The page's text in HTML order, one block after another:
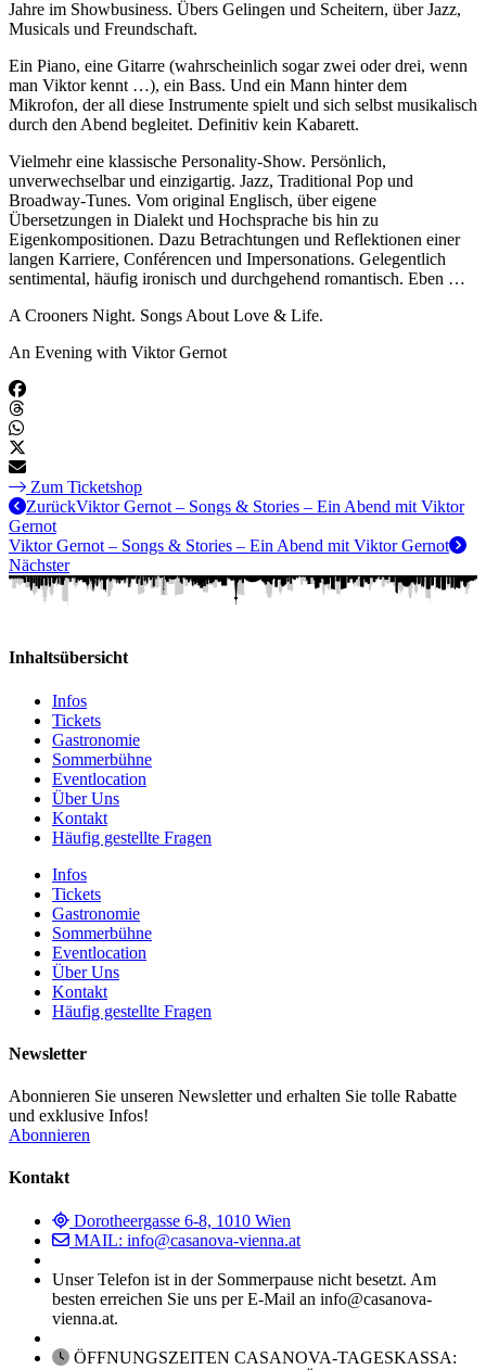
Jahre im Showbusiness. Übers Gelingen und Scheitern, über Jazz,
Musicals und Freundschaft.
Ein Piano, eine Gitarre (wahrscheinlich sogar zwei oder drei, wenn
man Viktor kennt …), ein Bass. Und ein Mann hinter dem
Mikrofon, der all diese Instrumente spielt und sich selbst musikalisch
durch den Abend begleitet. Definitiv kein Kabarett.
Vielmehr eine klassische Personality-Show. Persönlich,
unverwechselbar und einzigartig. Jazz, Traditional Pop und
Broadway-Tunes. Vom original Englisch, über eigene
Übersetzungen in Dialekt und Hochsprache bis hin zu
Eigenkompositionen. Dazu Betrachtungen und Reflektionen einer
langen Karriere, Conférencen und Impersonations. Gelegentlich
sentimental, häufig ironisch und durchgehend romantisch. Eben …
A Crooners Night. Songs About Love & Life.
An Evening with Viktor Gernot
Zum Ticketshop
ZurückViktor Gernot – Songs & Stories – Ein Abend mit Viktor
Gernot
Viktor Gernot – Songs & Stories – Ein Abend mit Viktor Gernot
Nächster
Inhaltsübersicht
Infos
Tickets
Gastronomie
Sommerbühne
Eventlocation
Über Uns
Kontakt
Häufig gestellte Fragen
Infos
Tickets
Gastronomie
Sommerbühne
Eventlocation
Über Uns
Kontakt
Häufig gestellte Fragen
Newsletter
Abonnieren Sie unseren Newsletter und erhalten Sie tolle Rabatte
und exklusive Infos!
Abonnieren
Kontakt
Dorotheergasse 6-8, 1010 Wien
MAIL: info@casanova-vienna.at
Unser Telefon ist in der Sommerpause nicht besetzt. Am
besten erreichen Sie uns per E-Mail an info@casanova-
vienna.at.
ÖFFNUNGSZEITEN CASANOVA-TAGESKASSA: